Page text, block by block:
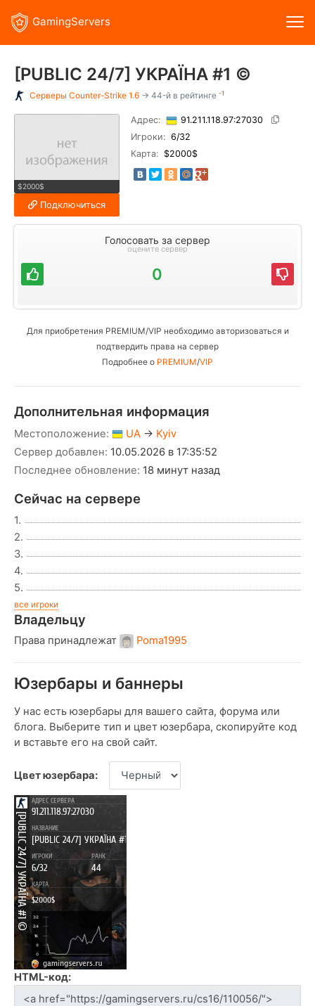
GamingServers
[PUBLIC 24/7] УКРАЇНА #1 ©
Серверы Counter-Strike 1.6 → 44-й в рейтинге -1
$2000$
Подключиться
Адрес:
91.211.118.97:27030
Игроки: 6/32
Карта: $2000$
Голосовать за сервер
оцените сервер
0
Для приобретения PREMIUM/VIP необходимо авторизоваться и
подтвердить права на сервер
Подробнее о PREMIUM/VIP
Дополнительная информация
Местоположение: UA → Kyiv
Сервер добавлен: 10.05.2026 в 17:35:52
Последнее обновление: 18 минут назад
Сейчас на сервере
1.
2.
3.
4.
5.
все игроки
Владельцу
Права принадлежат Poma1995
Юзербары и баннеры
У нас есть юзербары для вашего сайта, форума или
блога. Выберите тип и цвет юзербара, скопируйте код
и вставьте его на свой сайт.
Цвет юзербара:
HTML-код: